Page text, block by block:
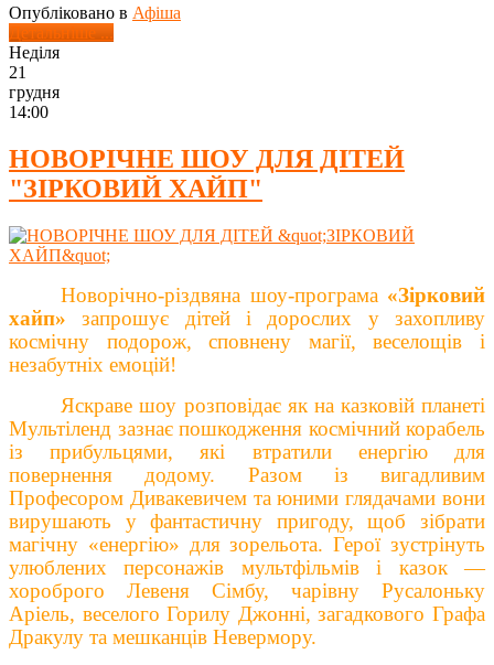
Опубліковано в Афіша
Детальніше ...
Неділя
21
грудня
14:00
НОВОРІЧНЕ ШОУ ДЛЯ ДІТЕЙ
"ЗІРКОВИЙ ХАЙП"
Новорічно-різдвяна шоу-програма «Зірковий
хайп» запрошує дітей і дорослих у захопливу
космічну подорож, сповнену магії, веселощів і
незабутніх емоцій!
Яскраве шоу розповідає як на казковій планеті
Мультіленд зазнає пошкодження космічний корабель
із прибульцями, які втратили енергію для
повернення додому. Разом із вигадливим
Професором Дивакевичем та юними глядачами вони
вирушають уфантастичну пригоду, щоб зібрати
магічну «енергію» для зорельота. Герої зустрінуть
улюблених персонажів мультфільмів і казок —
хороброго Левеня Сімбу, чарівну Русалоньку
Аріель, веселого Горилу Джонні, загадкового Графа
Дракулу та мешканців Невермору.